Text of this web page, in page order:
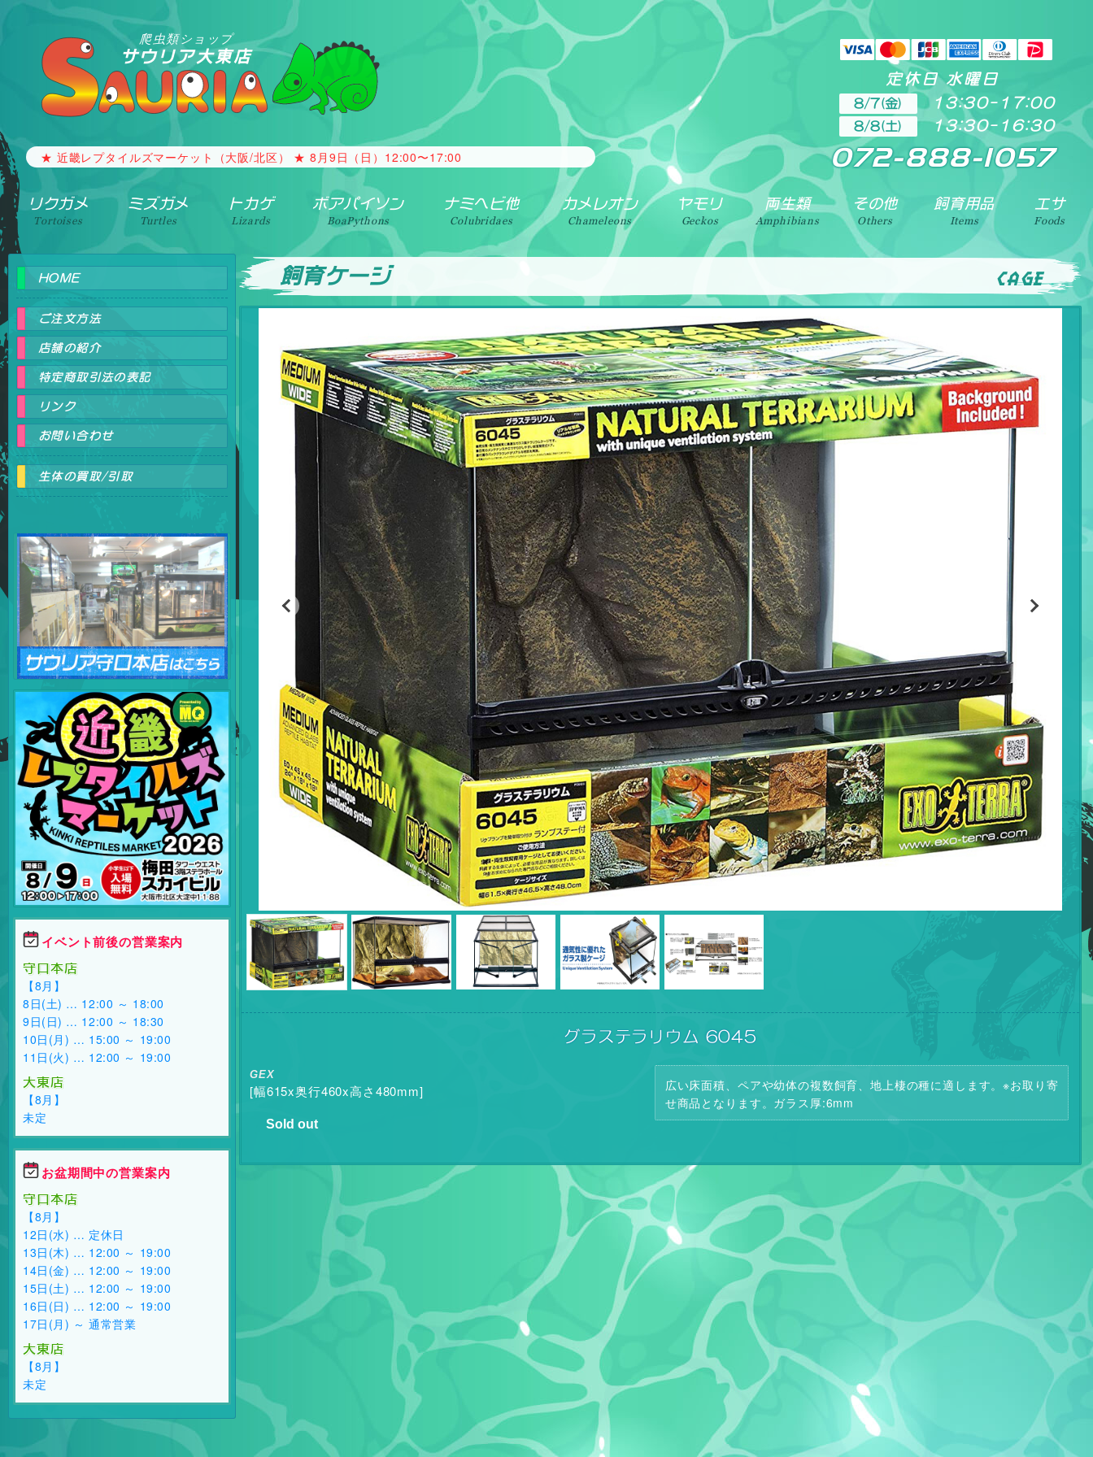
爬虫類ショップ
サウリア大東店
定休日 水曜日
8/7(金) 13:30-17:00
8/8(土) 13:30-16:30
072-888-1057
リクガメ
Tortoises
ミズガメ
Turtles
トカゲ
Lizards
ボアパイソン
BoaPythons
ナミヘビ他
Colubridaes
カメレオン
Chameleons
ヤモリ
Geckos
両生類
Amphibians
その他
Others
飼育用品
Items
エサ
Foods
★ 近畿レプタイルズマーケット（大阪/北区） ★ 8月9日（日）12:00〜17:00
【生体の買取・引取】 事情で飼う事が出来なくなった生体がございましたらご相談ください。 常時、買取・引取を行っております。地域によりますが、出張買取引取も致しております。
飼育ケージ cage
グラステラリウム 6045
GEX
[幅615x奥行460x高さ480mm]
Sold out
広い床面積、ペアや幼体の複数飼育、地上棲の種に適します。※お取り寄
せ商品となります。ガラス厚:6mm
HOME
ご注文方法
店舗の紹介
特定商取引法の表記
リンク
お問い合わせ
生体の買取/引取
爬虫類ショップ サウリア守口店
イベント前後の営業案内
守口本店
【8月】
8日(土) … 12:00 ～ 18:00
9日(日) … 12:00 ～ 18:30
10日(月) … 15:00 ～ 19:00
11日(火) … 12:00 ～ 19:00
大東店
【8月】
未定
お盆期間中の営業案内
守口本店
【8月】
12日(水) … 定休日
13日(木) … 12:00 ～ 19:00
14日(金) … 12:00 ～ 19:00
15日(土) … 12:00 ～ 19:00
16日(日) … 12:00 ～ 19:00
17日(月) ～ 通常営業
大東店
【8月】
未定